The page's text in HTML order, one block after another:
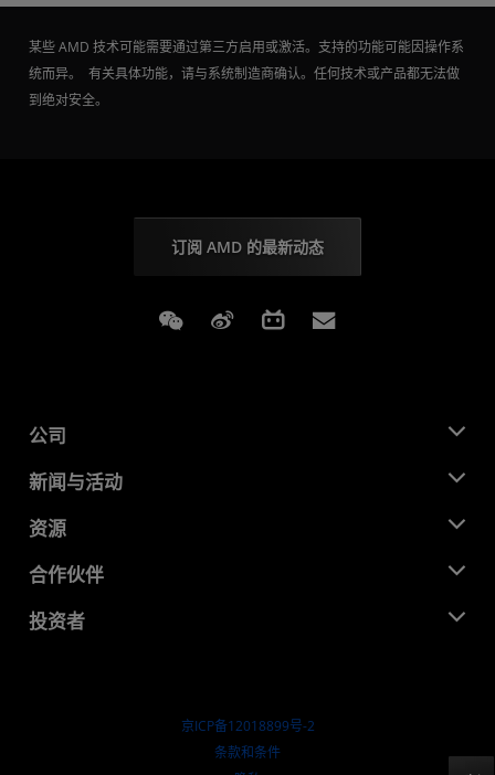
某些 AMD 技术可能需要通过第三方启用或激活。支持的功能可能因操作系
统而异。 有关具体功能，请与系统制造商确认。任何技术或产品都无法做
到绝对安全。
订阅 AMD 的最新动态
Weixin Weibo Bilibili
公司
关于 AMD
企业责任
就业机会
联系我们
新闻与活动
新闻中心
媒体库
资源
开发中心
成功案例
合作伙伴
AMD 合作伙伴中心
投资者
京ICP备12018899号-2
​条款和条件